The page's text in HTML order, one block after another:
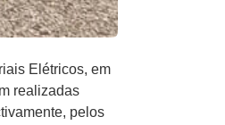
Elétricos, em
realizadas
pelos